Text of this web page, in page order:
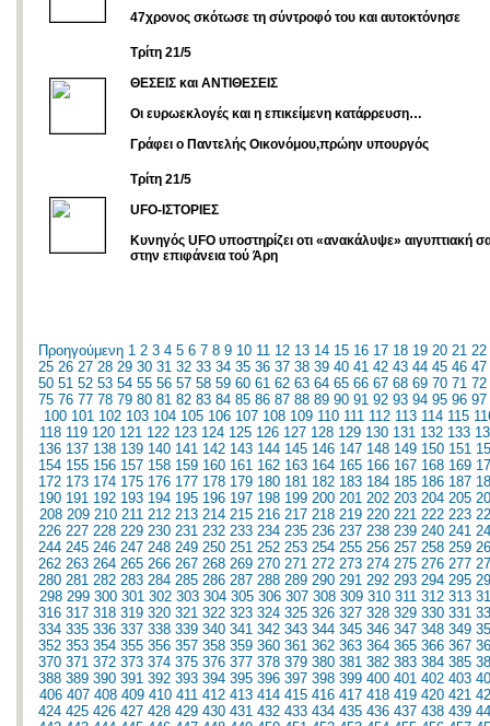
47χρονος σκότωσε τη σύντροφό του και αυτοκτόνησε
Τρίτη 21/5
ΘΕΣΕΙΣ και ΑΝΤΙΘΕΣΕΙΣ
Οι ευρωεκλογές και η επικείμενη κατάρρευση…
Γράφει ο Παντελής Οικονόμου,πρώην υπουργός
Tρίτη 21/5
UFO-ΙΣΤΟΡΙΕΣ
Κυνηγός UFO υποστηρίζει οτι «ανακάλυψε» αιγυπτιακή
στην επιφάνεια τού Άρη
Προηγούμενη 1 2 3 4 5 6 7 8 9 10 11 12 13 14 15 16 17 18 19 20 21 22
25 26 27 28 29 30 31 32 33 34 35 36 37 38 39 40 41 42 43 44 45 46 47
50 51 52 53 54 55 56 57 58 59 60 61 62 63 64 65 66 67 68 69 70 71 72
75 76 77 78 79 80 81 82 83 84 85 86 87 88 89 90 91 92 93 94 95 96 97
100 101 102 103 104 105 106 107 108 109 110 111 112 113 114 115
118 119 120 121 122 123 124 125 126 127 128 129 130 131 132 133
136 137 138 139 140 141 142 143 144 145 146 147 148 149 150 151
154 155 156 157 158 159 160 161 162 163 164 165 166 167 168 169
172 173 174 175 176 177 178 179 180 181 182 183 184 185 186 187
190 191 192 193 194 195 196 197 198 199 200 201 202 203 204 205
208 209 210 211 212 213 214 215 216 217 218 219 220 221 222 223
226 227 228 229 230 231 232 233 234 235 236 237 238 239 240 241
244 245 246 247 248 249 250 251 252 253 254 255 256 257 258 259
262 263 264 265 266 267 268 269 270 271 272 273 274 275 276 277
280 281 282 283 284 285 286 287 288 289 290 291 292 293 294 295
298 299 300 301 302 303 304 305 306 307 308 309 310 311 312 313
316 317 318 319 320 321 322 323 324 325 326 327 328 329 330 331
334 335 336 337 338 339 340 341 342 343 344 345 346 347 348 349
352 353 354 355 356 357 358 359 360 361 362 363 364 365 366 367
370 371 372 373 374 375 376 377 378 379 380 381 382 383 384 385
388 389 390 391 392 393 394 395 396 397 398 399 400 401 402 403
406 407 408 409 410 411 412 413 414 415 416 417 418 419 420 421
424 425 426 427 428 429 430 431 432 433 434 435 436 437 438 439